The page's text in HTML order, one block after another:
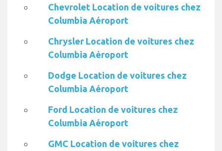
Chevrolet Location de voitures chez
Columbia Aéroport
Chrysler Location de voitures chez
Columbia Aéroport
Dodge Location de voitures chez
Columbia Aéroport
Ford Location de voitures chez
Columbia Aéroport
GMC Location de voitures chez